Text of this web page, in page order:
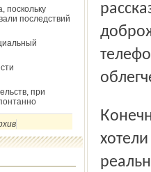
поскольку
последствий
при
Конечно, не все обратившиеся за поддержкой дети